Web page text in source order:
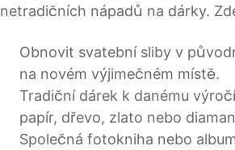
netradičních nápadů na dárky.
Obnovit svatební sliby v
na novém výjimečném místě.
Tradiční dárek k danému
papír, dřevo, zlato nebo
Společná fotokniha nebo